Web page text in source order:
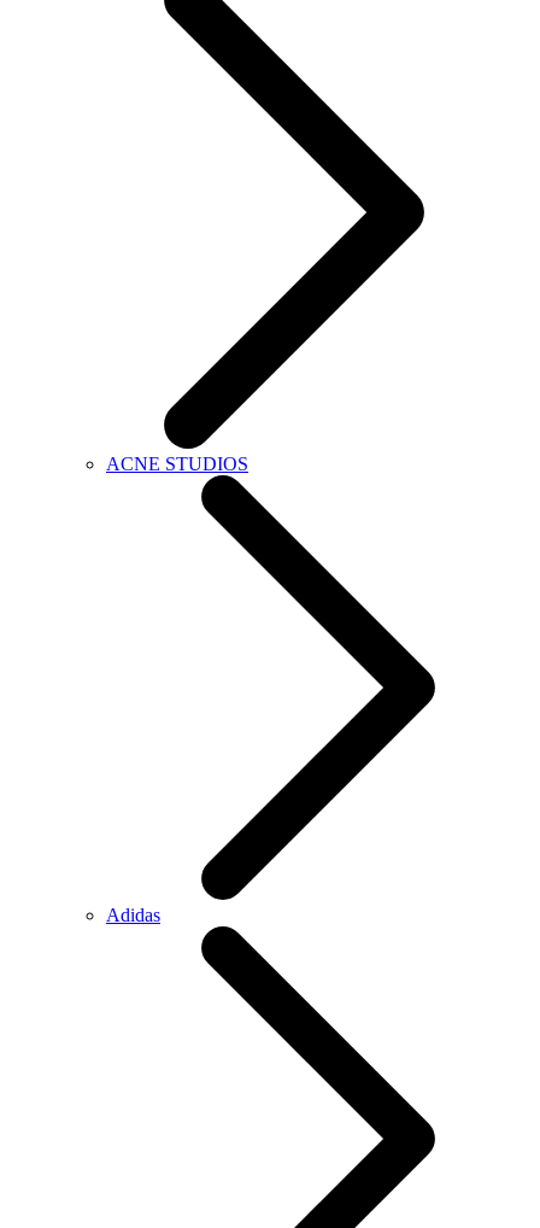
ACNE STUDIOS
Adidas